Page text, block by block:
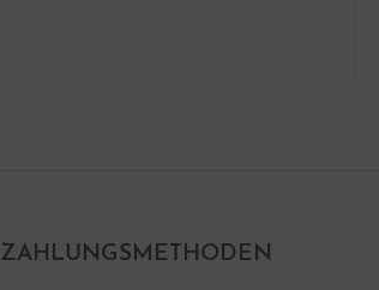
ZAHLUNGSMETHODEN